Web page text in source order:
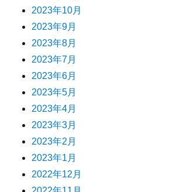
2023年10月
2023年9月
2023年8月
2023年7月
2023年6月
2023年5月
2023年4月
2023年3月
2023年2月
2023年1月
2022年12月